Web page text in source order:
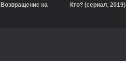
Возвращение на
Кто? (сериал, 2019)